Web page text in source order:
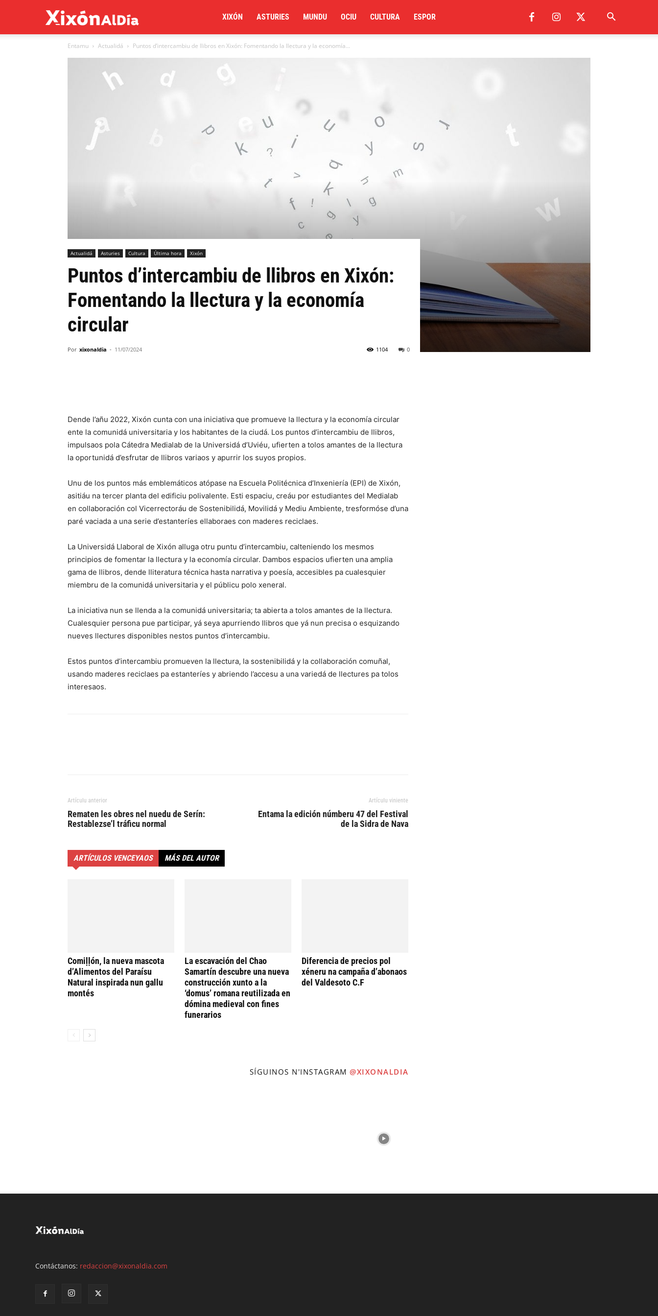
al
XIXÓN ASTURIES MUNDU OCIU CULTURA ESPOR
Entamu Actualidá Puntos d’intercambiu de llibros en Xixón: Fomentando la llectura y la economía...
Actualidá Asturies Cultura Última hora Xixón
Puntos d’intercambiu de llibros en Xixón:
Fomentando la llectura y la economía
circular
Por xixonaldia - 11/07/2024 0
1104
Dende l’añu 2022, Xixón cunta con una iniciativa que promueve la llectura y la economía circular
ente la comunidá universitaria y los habitantes de la ciudá. Los puntos d’intercambiu de llibros,
impulsaos pola Cátedra Medialab de la Universidá d’Uviéu, ufierten a tolos amantes de la llectura
la oportunidá d’esfrutar de llibros variaos y apurrir los suyos propios.
Unu de los puntos más emblemáticos atópase na Escuela Politécnica d’Inxeniería (EPI) de Xixón,
asitiáu na tercer planta del edificiu polivalente. Esti espaciu, creáu por estudiantes del Medialab
en collaboración col Vicerrectoráu de Sostenibilidá, Movilidá y Mediu Ambiente, tresformóse d’una
paré vaciada a una serie d’estanteríes ellaboraes con maderes reciclaes.
La Universidá Llaboral de Xixón alluga otru puntu d’intercambiu, calteniendo los mesmos
principios de fomentar la llectura y la economía circular. Dambos espacios ufierten una amplia
gama de llibros, dende lliteratura técnica hasta narrativa y poesía, accesibles pa cualesquier
miembru de la comunidá universitaria y el públicu polo xeneral.
La iniciativa nun se llenda a la comunidá universitaria; ta abierta a tolos amantes de la llectura.
Cualesquier persona pue participar, yá seya apurriendo llibros que yá nun precisa o esquizando
nueves llectures disponibles nestos puntos d’intercambiu.
Estos puntos d’intercambiu promueven la llectura, la sostenibilidá y la collaboración comuñal,
usando maderes reciclaes pa estanteríes y abriendo l’accesu a una variedá de llectures pa tolos
interesaos.
Artículu anterior
Rematen les obres nel nuedu de Serín:
Restablezse’l tráficu normal
Artículu viniente
Entama la edición númberu 47 del Festival
de la Sidra de Nava
ARTÍCULOS VENCEYAOS MÁS DEL AUTOR
Comiḷḷón, la nueva mascota
d’Alimentos del Paraísu
Natural inspirada nun gallu
montés
La escavación del Chao
Samartín descubre una nueva
construcción xunto a la
‘domus’ romana reutilizada en
dómina medieval con fines
funerarios
Diferencia de precios pol
xéneru na campaña d’abonaos
del Valdesoto C.F
SÍGUINOS N'INSTAGRAM @XIXONALDIA
Contáctanos: redaccion@xixonaldia.com